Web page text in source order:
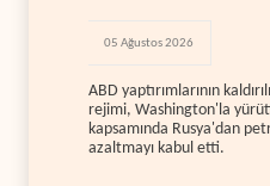
05 Ağustos 2026
ABD yaptırımlarının
rejimi, Washington'la
kapsamında Rusya'dan
azaltmayı kabul etti.